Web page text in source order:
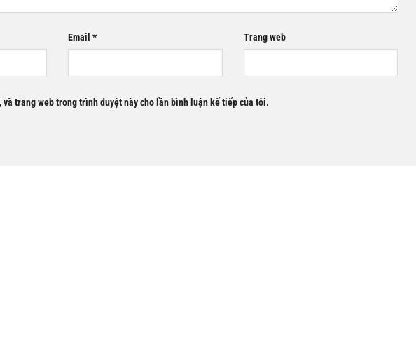
Email * Trang web
trang web trong trình duyệt này cho lần bình luận kế tiếp của tôi.